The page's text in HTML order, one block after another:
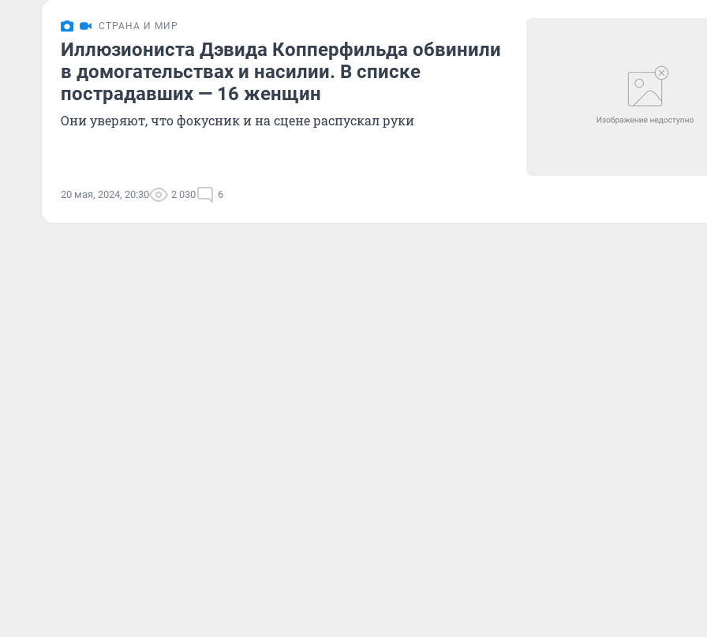
СТРАНА И МИР
Иллюзиониста Дэвида Копперфильда обвинили
в домогательствах и насилии. В списке
пострадавших — 16 женщин
Они уверяют, что фокусник и на сцене распускал руки
20 мая, 2024, 20:30 2 030 6